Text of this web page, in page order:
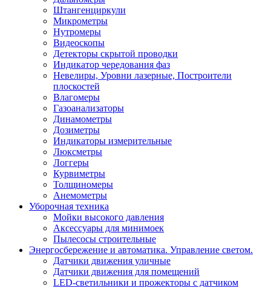
Штангенциркули
Микрометры
Нутромеры
Видеоскопы
Детекторы скрытой проводки
Индикатор чередования фаз
Невелиры, Уровни лазерные, Построители
плоскостей
Влагомеры
Газоанализаторы
Динамометры
Дозиметры
Индикаторы измерительные
Люксметры
Логгеры
Курвиметры
Толщиномеры
Анемометры
Уборочная техника
Мойки высокого давления
Аксессуары для минимоек
Пылесосы строительные
Энергосбережение и автоматика. Управление светом.
Датчики движения уличные
Датчики движения для помещений
LED-светильники и прожекторы с датчиком